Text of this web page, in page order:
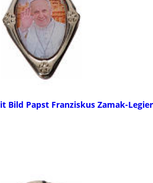
Bild Papst Franziskus Zamak-